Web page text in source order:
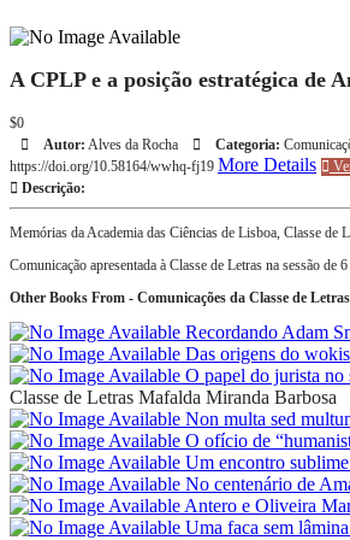
A CPLP e a posição estratégica de
$0
Autor: Alves da Rocha Categoria:
https://doi.org/10.58164/wwhq-fj19 More Details
Descrição:
Memórias da Academia das Ciências de Lisboa, Classe de
Comunicação apresentada à Classe de Letras na sessão de
Other Books From - Comunicações da Classe de Letras
Recordando Adam
Das origens do
O papel do jurista
Classe de Letras Mafalda Miranda Barbosa
Non multa sed
O ofício de
Um encontro sublime
No centenário de
Antero e Oliveira
Uma faca sem